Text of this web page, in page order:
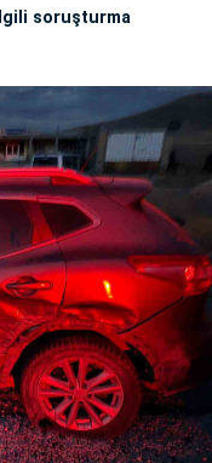
soruşturma